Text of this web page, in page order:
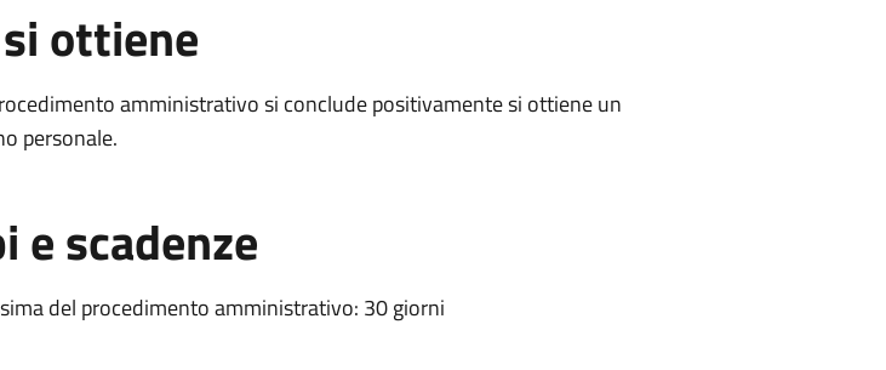
ottiene
amministrativo si conclude positivamente si ottiene un
personale.
e scadenze
del procedimento amministrativo: 30 giorni